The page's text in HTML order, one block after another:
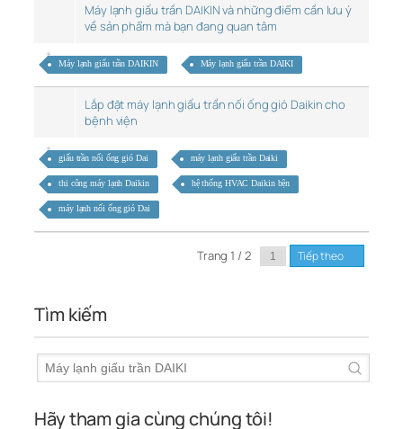
Máy lạnh giấu trần DAIKIN và những điểm cần lưu ý
về sản phẩm mà bạn đang quan tâm
Máy lạnh giấu trần DAIKIN Máy lạnh giấu trần DAIKI
Lắp đặt máy lạnh giấu trần nối ống gió Daikin cho
bệnh viện
giấu trần nối ống gió Dai máy lạnh giấu trần Daiki
thi công máy lạnh Daikin hệ thống HVAC Daikin bện
máy lạnh nối ống gió Dai
Trang 1 / 2 Tiếp theo
Tìm kiếm
Hãy tham gia cùng chúng tôi!